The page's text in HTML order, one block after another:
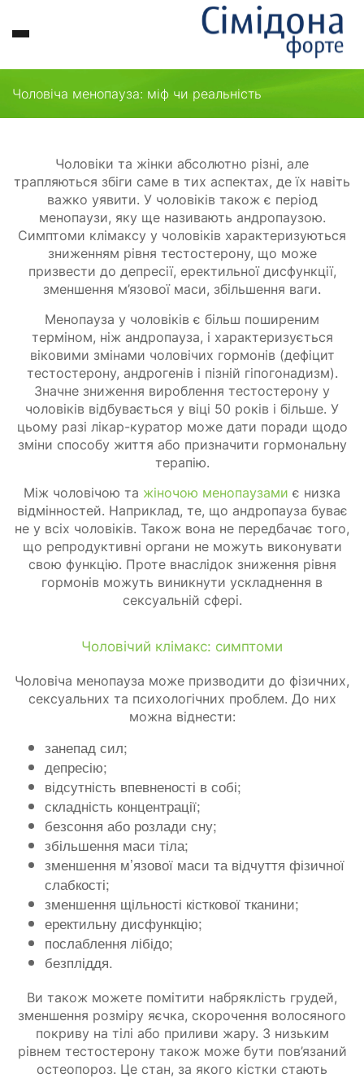
Сімідона
—
Клімакс
Поради
Публікації
Купити
Чоловіча менопауза: міф чи реальність
Чоловіки та жінки абсолютно різні, але
трапляються збіги саме в тих аспектах, де їх навіть
важко уявити. У чоловіків також є період
менопаузи, яку ще називають андропаузою.
Симптоми клімаксу у чоловіків характеризуються
зниженням рівня тестостерону, що може
призвести до депресії, еректильної дисфункції,
зменшення м’язової маси, збільшення ваги.
Менопауза у чоловіків є більш поширеним
терміном, ніж андропауза, і характеризується
віковими змінами чоловічих гормонів (дефіцит
тестостерону, андрогенів і пізній гіпогонадизм).
Значне зниження вироблення тестостерону у
чоловіків відбувається у віці 50 років і більше. У
цьому разі лікар-куратор може дати поради щодо
зміни способу життя або призначити гормональну
терапію.
Між чоловічою та жіночою менопаузами є низка
відмінностей. Наприклад, те, що андропауза буває
не у всіх чоловіків. Також вона не передбачає того,
що репродуктивні органи не можуть виконувати
свою функцію. Проте внаслідок зниження рівня
гормонів можуть виникнути ускладнення в
сексуальній сфері.
Чоловічий клімакс: симптоми
Чоловіча менопауза може призводити до фізичних,
сексуальних та психологічних проблем. До них
можна віднести:
занепад сил;
депресію;
відсутність впевненості в собі;
складність концентрації;
безсоння або розлади сну;
збільшення маси тіла;
зменшення м’язової маси та відчуття фізичної
слабкості;
зменшення щільності кісткової тканини;
еректильну дисфункцію;
послаблення лібідо;
безпліддя.
Ви також можете помітити набряклість грудей,
зменшення розміру яєчка, скорочення волосяного
покриву на тілі або приливи жару. З низьким
рівнем тестостерону також може бути пов’язаний
остеопороз. Це стан, за якого кістки стають